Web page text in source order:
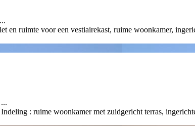
en ruimte voor een vestiairekast, ruime woonkamer,
: ruime woonkamer met zuidgericht terras,